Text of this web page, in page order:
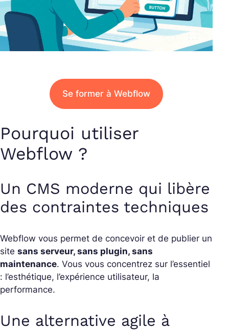
Se former à Webflow
Pourquoi utiliser
Webflow ?
Un CMS moderne qui libère
des contraintes techniques
Webflow vous permet de concevoir et de publier un
site sans serveur, sans plugin, sans
maintenance. Vous vous concentrez sur l’essentiel
: l’esthétique, l’expérience utilisateur, la
performance.
Une alternative agile à